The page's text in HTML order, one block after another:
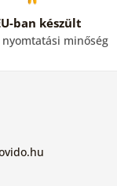
ban készült
minőség